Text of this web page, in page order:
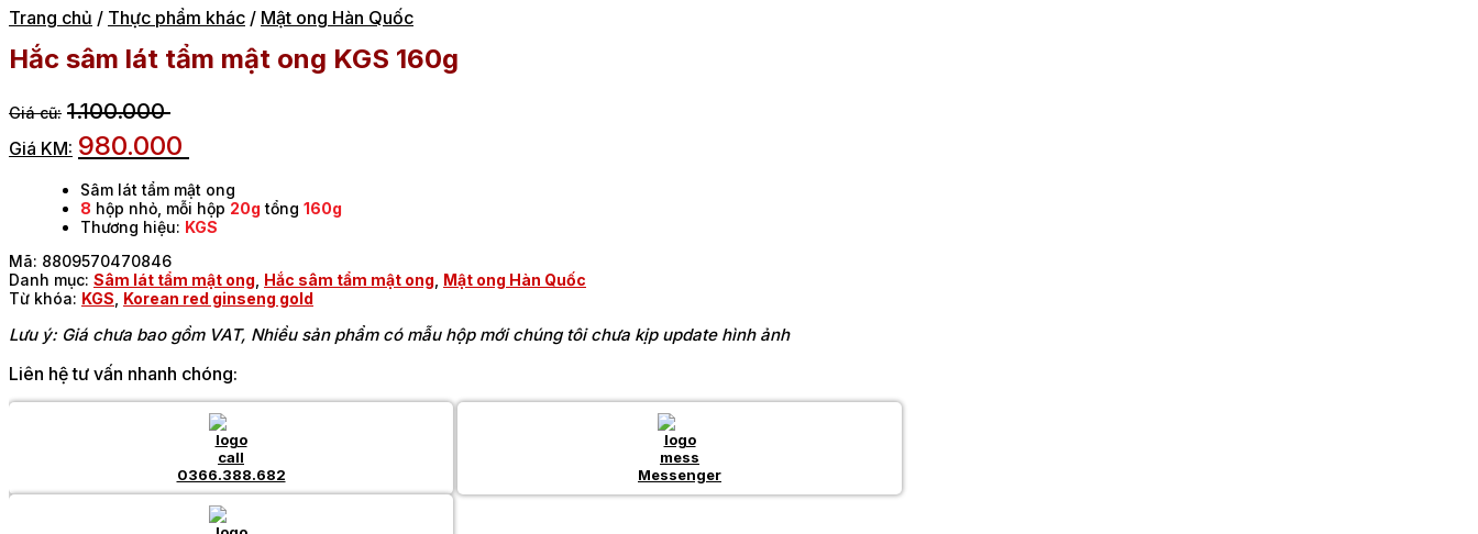
Trang chủ / Thực phẩm khác / Mật ong Hàn Quốc
Hắc sâm lát tẩm mật ong KGS 160g
1.100.000
980.000
Sâm lát tẩm mật ong
8 hộp nhỏ, mỗi hộp 20g tổng 160g
Thương hiệu: KGS
Mã: 8809570470846
Danh mục: Sâm lát tẩm mật ong Hắc sâm tẩm mật ong Mật ong Hàn Quốc
Từ khóa: KGS Korean red ginseng gold
Lưu ý: Giá chưa bao gồm VAT, Nhiều sản phẩm có mẫu hộp mới chúng tôi chưa kịp update hình ảnh
Liên hệ tư vấn nhanh chóng:
0366.388.682 Messenger